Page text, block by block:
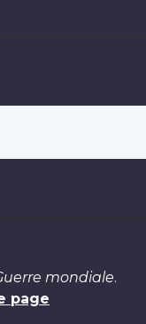
mondiale.
page